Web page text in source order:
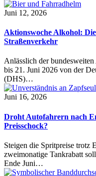
Juni 12, 2026
Aktionswoche Alkohol:
Straßenverkehr
Anlässlich der
bis 21. Juni 2026 von der
(DHS)…
Juni 16, 2026
Droht Autofahrern nach
Preisschock?
Steigen die Spritpreise trotz
zweimonatige Tankrabatt
Ende Juni…